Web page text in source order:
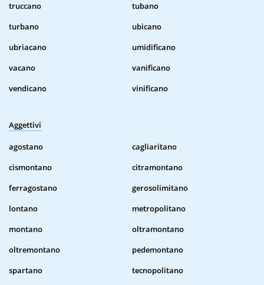
truccano
tubano
turbano
ubicano
ubriacano
umidificano
vacano
vanificano
vendicano
vinificano
Aggettivi
agostano
cagliaritano
cismontano
citramontano
ferragostano
gerosolimitano
lontano
metropolitano
montano
oltramontano
oltremontano
pedemontano
spartano
tecnopolitano